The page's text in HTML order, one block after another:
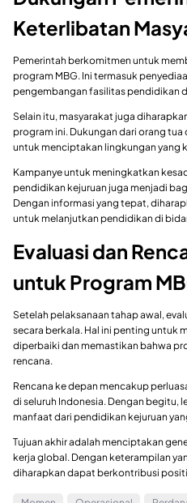
Keterlibatan
Pemerintah berkomitmen untuk
program MBG. Ini termasuk
pengembangan fasilitas pendidikan
Selain itu, masyarakat juga
program ini. Dukungan dari orang
untuk menciptakan lingkungan yang
Kampanye untuk meningkatkan
pendidikan kejuruan juga menjadi
Dengan informasi yang tepat,
untuk melanjutkan pendidikan di
Evaluasi dan
untuk Program
Setelah pelaksanaan tahap awal,
secara berkala. Hal ini penting untuk
diperbaiki dan memastikan bahwa
rencana.
Rencana ke depan mencakup
di seluruh Indonesia. Dengan begitu,
manfaat dari pendidikan kejuruan
Tujuan akhir adalah menciptakan
kerja global. Dengan keterampilan
diharapkan dapat berkontribusi